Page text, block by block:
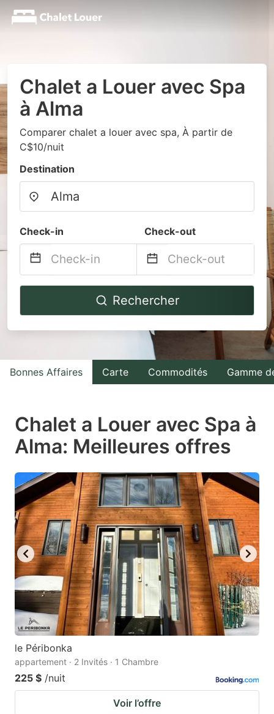
Chalet a Louer avec Spa
à Alma
Comparer chalet a louer avec spa, À partir de
C$10/nuit
Destination
Check-in Check-out
Navigate
to
with
the
select
a
Press
the
question
mark
key
to
get
the
keyboard
shortcuts
for
changing
Navigate
backward
to
with
the
select
a
Press
the
question
mark
key
to
get
the
keyboard
changing
Rechercher
Bonnes Affaires Carte Commodités Gamme
Chalet a Louer avec Spa à
Alma: Meilleures offres
le Péribonka
appartement · 2 Invités · 1 Chambre
225 $ /nuit
Voir l’offre